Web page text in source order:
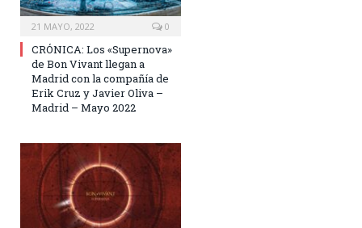
21 MAYO, 2022 0
CRÓNICA: Los «Supernova»
de Bon Vivant llegan a
Madrid con la compañía de
Erik Cruz y Javier Oliva –
Madrid – Mayo 2022